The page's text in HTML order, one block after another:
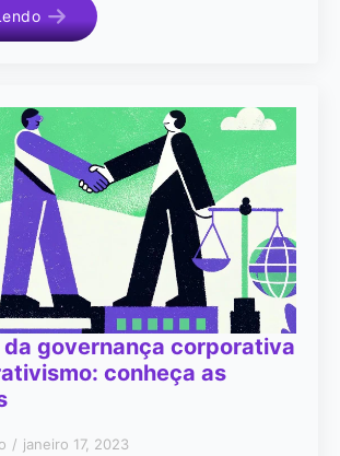
governança corporativa
conheça as
janeiro 17, 2023